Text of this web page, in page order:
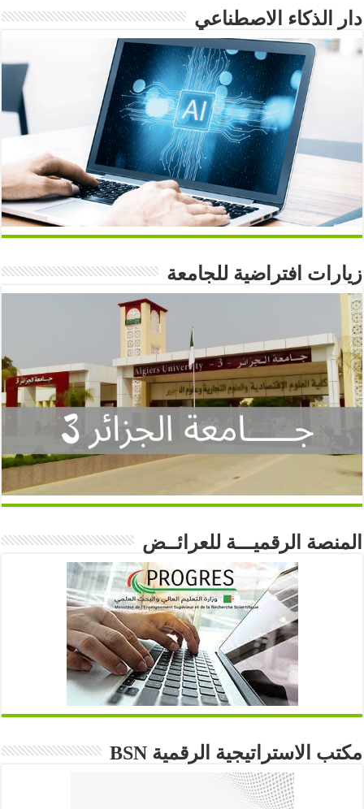
دار الذكاء الاصطناعي
زيارات افتراضية للجامعة
المنصة الرقميـــة للعرائــض
مكتب الاستراتيجية الرقمية BSN